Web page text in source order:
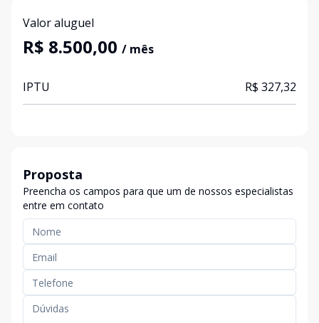
Valor aluguel
R$ 8.500,00 / mês
IPTU R$ 327,32
Proposta
Preencha os campos para que um de nossos especialistas
entre em contato